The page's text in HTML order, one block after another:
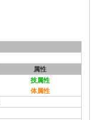
属性
技属性
体属性